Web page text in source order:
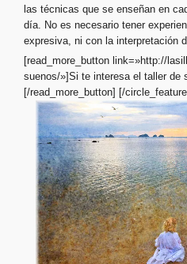
las técnicas que se enseñan en
día. No es necesario tener
expresiva, ni con la interpretación
[read_more_button link=»http://
suenos/»]Si te interesa el taller de
[/read_more_button] [/